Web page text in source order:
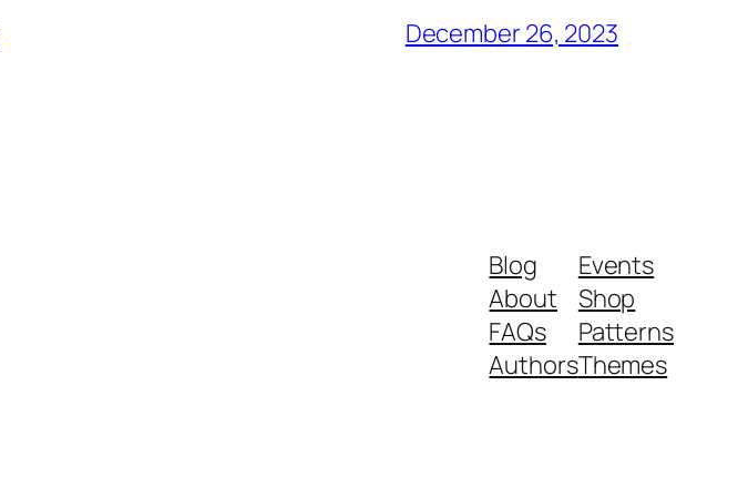
December 26, 2023
Blog
About
FAQs
Authors
Events
Shop
Patterns
Themes